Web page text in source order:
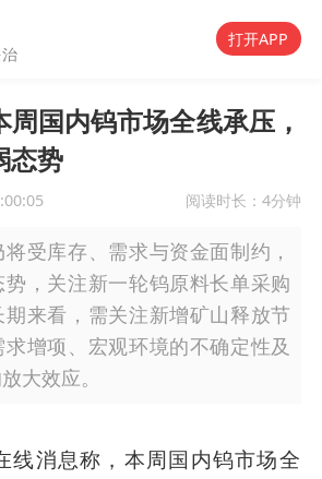
打开APP
国内钨市场全线承压，
态势
阅读时长： 4分钟
受库存、需求与资金面制约，
，关注新一轮钨原料长单采购
来看，需关注新增矿山释放节
增项、宏观环境的不确定性及
大效应。
线消息称，本周国内钨市场全